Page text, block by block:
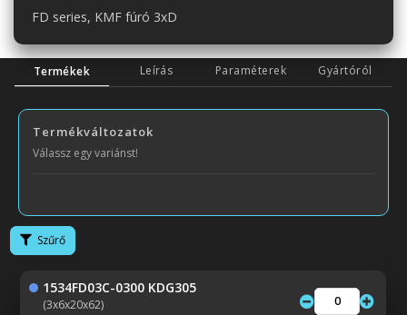
FD series, KMF fúró 3xD
Termékek Leírás Paraméterek Gyártóról
Termékváltozatok
Válassz egy variánst!
Szűrő
1534FD03C-0300 KDG305
(3x6x20x62)